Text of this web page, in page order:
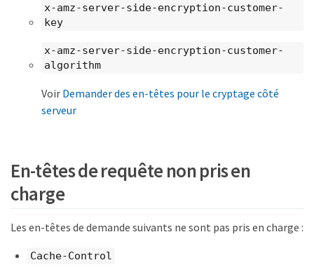
x-amz-server-side-encryption-customer-
key
x-amz-server-side-encryption-customer-
algorithm
Voir Demander des en-têtes pour le cryptage côté
serveur
En-têtes de requête non pris en
charge
Les en-têtes de demande suivants ne sont pas pris en charge :
Cache-Control